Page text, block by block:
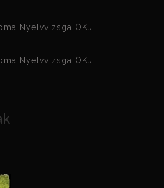
Nyelvvizsga OKJ
Nyelvvizsga OKJ